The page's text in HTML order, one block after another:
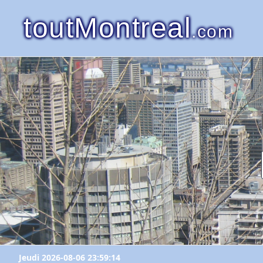
toutMontreal.com
Jeudi 2026-08-06 23:59:14